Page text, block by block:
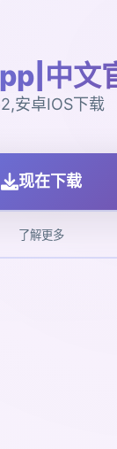
中文
安卓IOS下载
现在下载
了解更多